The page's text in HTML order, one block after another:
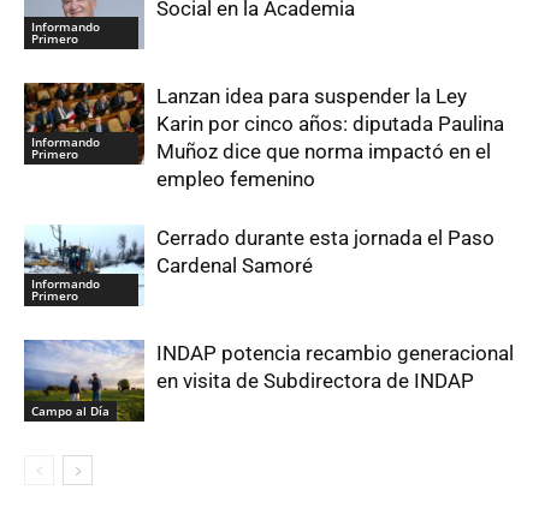
Informando
Primero
Social en la Academia
Informando
Primero
Lanzan idea para suspender la Ley
Karin por cinco años: diputada Paulina
Muñoz dice que norma impactó en el
empleo femenino
Informando
Primero
Cerrado durante esta jornada el Paso
Cardenal Samoré
Campo al Día
INDAP potencia recambio generacional
en visita de Subdirectora de INDAP